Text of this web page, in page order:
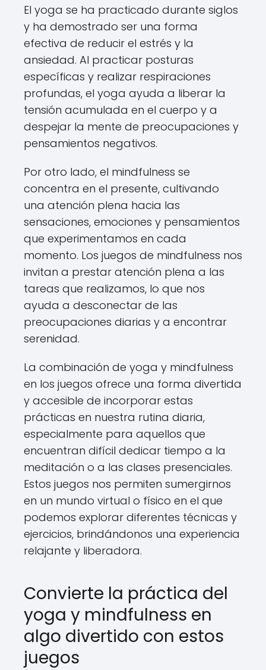
El yoga se ha practicado durante siglos
y ha demostrado ser una forma
efectiva de reducir el estrés y la
ansiedad. Al practicar posturas
específicas y realizar respiraciones
profundas, el yoga ayuda a liberar la
tensión acumulada en el cuerpo y a
despejar la mente de preocupaciones y
pensamientos negativos.
Por otro lado, el mindfulness se
concentra en el presente, cultivando
una atención plena hacia las
sensaciones, emociones y pensamientos
que experimentamos en cada
momento. Los juegos de mindfulness nos
invitan a prestar atención plena a las
tareas que realizamos, lo que nos
ayuda a desconectar de las
preocupaciones diarias y a encontrar
serenidad.
La combinación de yoga y mindfulness
en los juegos ofrece una forma divertida
y accesible de incorporar estas
prácticas en nuestra rutina diaria,
especialmente para aquellos que
encuentran difícil dedicar tiempo a la
meditación o a las clases presenciales.
Estos juegos nos permiten sumergirnos
en un mundo virtual o físico en el que
podemos explorar diferentes técnicas y
ejercicios, brindándonos una experiencia
relajante y liberadora.
Convierte la práctica del
yoga y mindfulness en
algo divertido con estos
juegos